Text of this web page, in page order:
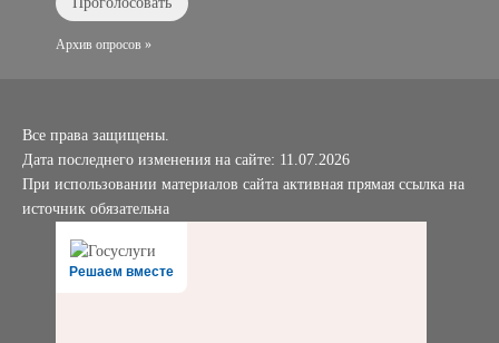
Архив опросов »
Все права защищены.
Дата последнего изменения на сайте: 11.07.2026
При использовании материалов сайта активная прямая ссылка на
источник обязательна
Решаем вместе